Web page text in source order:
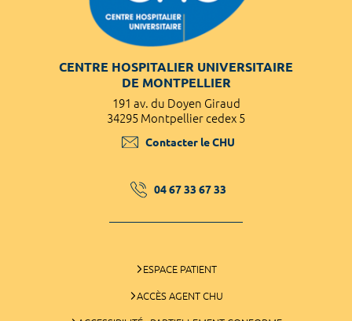
CENTRE HOSPITALIER UNIVERSITAIRE
DE MONTPELLIER
191 av. du Doyen Giraud
34295 Montpellier cedex 5
Contacter le CHU
04 67 33 67 33
ESPACE PATIENT
ACCÈS AGENT CHU